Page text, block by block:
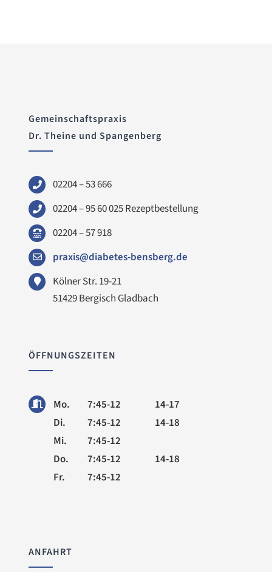
Gemeinschaftspraxis
Dr. Theine und Spangenberg
02204 – 53 666
02204 – 95 60 025 Rezeptbestellung
02204 – 57 918
praxis@diabetes-bensberg.de
Kölner Str. 19-21
51429 Bergisch Gladbach
ÖFFNUNGSZEITEN
Mo. 7:45-12
14-17
Di.
7:45-12
14-18
Mi.
7:45-12
Do.
7:45-12
14-18
Fr.
7:45-12
ANFAHRT